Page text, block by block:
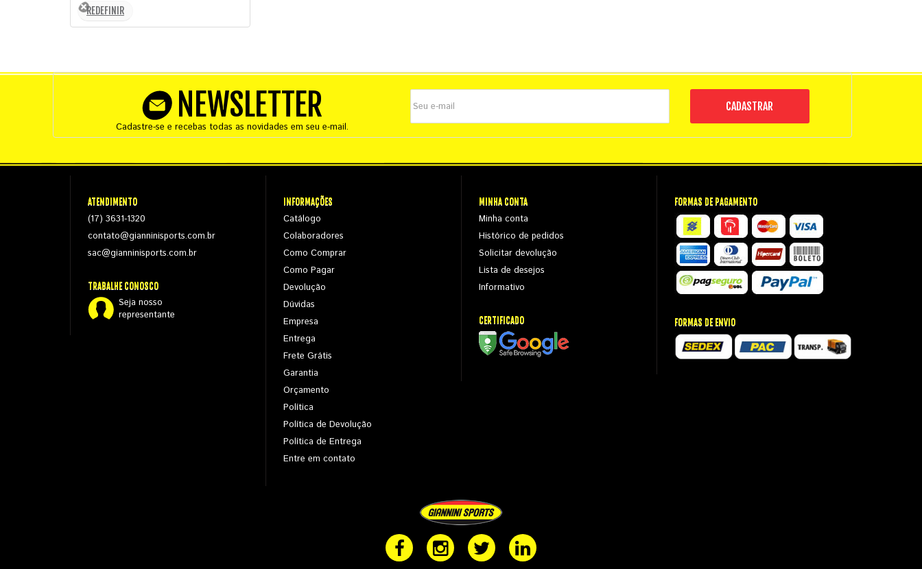
NEWSLETTER
Cadastre-se e recebas todas as novidades em seu e-mail.
CADASTRAR
ATENDIMENTO
(17) 3631-1320
contato@gianninisports.com.br
sac@gianninisports.com.br
TRABALHE CONOSCO
Seja nosso
representante
INFORMAÇÕES
Catálogo
Colaboradores
Como Comprar
Como Pagar
Devolução
Dúvidas
Empresa
Entrega
Frete Grátis
Garantia
Orçamento
Política
Política de Devolução
Política de Entrega
Entre em contato
MINHA CONTA
Minha conta
Histórico de pedidos
Solicitar devolução
Lista de desejos
Informativo
CERTIFICADO
FORMAS DE PAGAMENTO
FORMAS DE ENVIO